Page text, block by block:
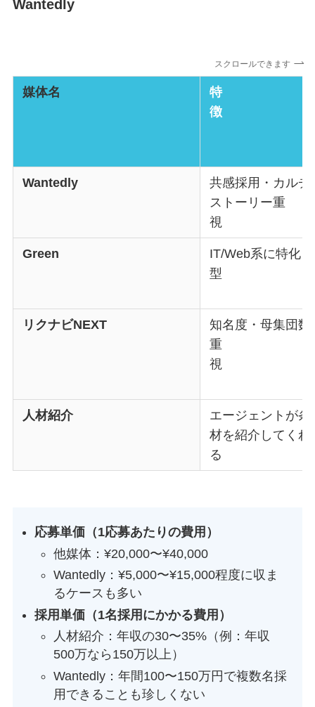
Wantedly
スクロールできます
媒体名
特
Wantedly
共感採用・カルチ
ストーリー重
Green
IT/Web系に特化
リクナビNEXT
知名度・母集団
重
人材紹介
エージェントが条
材を紹介してくれ
応募単価（1応募あたりの費用）
他媒体：¥20,000〜¥40,000
Wantedly：¥5,000〜¥15,000程度に収ま
るケースも多い
採用単価（1名採用にかかる費用）
人材紹介：年収の30〜35%（例：年収
500万なら150万以上）
Wantedly：年間100〜150万円で複数名採
用できることも珍しくない